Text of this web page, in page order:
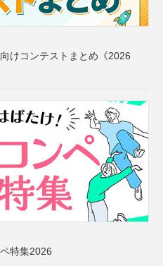
けコンテストまとめ《2026
特集2026